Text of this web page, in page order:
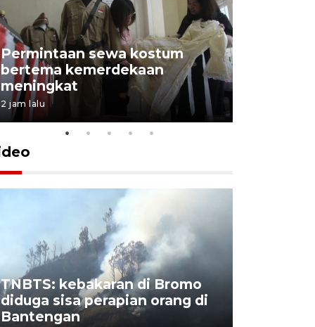
Permintaan sewa kostum
bertema kemerdekaan
meningkat
2 jam lalu
TNBTS: kebakaran di Bromo
diduga sisa perapian orang di
Bantengan